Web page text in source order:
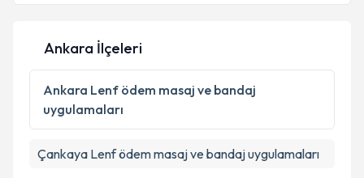
Kişisel verilerimin işlenmesine ilişkinAydınlatma
Metni
'ni okudum ve kişisel verilerimin belirtilen
kapsamda işlenmesini kabul ediyorum.
Takvim Talebini Gönder
Ankara İlçeleri
Ankara Lenf ödem masaj ve bandaj
uygulamaları
Çankaya Lenf ödem masaj ve bandaj uygulamaları